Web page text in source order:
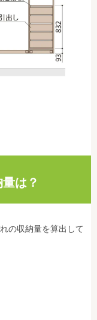
は？
の収納量を算出して